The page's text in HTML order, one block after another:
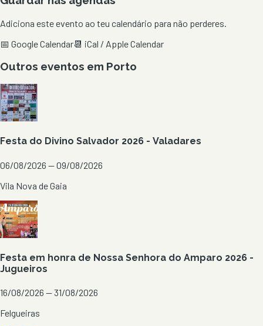
Adiciona este evento ao teu calendário para não perderes.
📅 Google Calendar📆 iCal / Apple Calendar
Outros eventos em Porto
Festa do Divino Salvador 2026 - Valadares
06/08/2026 — 09/08/2026
Vila Nova de Gaia
Festa em honra de Nossa Senhora do Amparo 2026 -
Jugueiros
16/08/2026 — 31/08/2026
Felgueiras